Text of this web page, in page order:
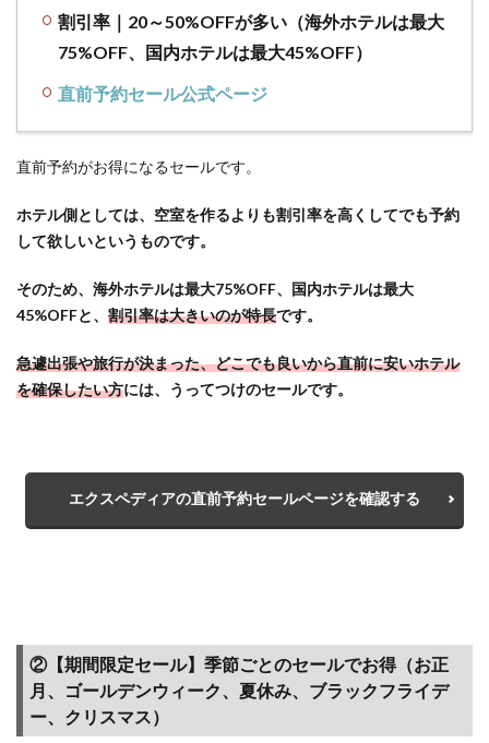
1.5
④【連泊
連泊以上
35%OFF
1.6
【利
注意
点】
除外
期間
キャ
ンセ
認し
よう
1.7
【ハ
割引率｜20～50%OFFが多い（海外ホテルは最大
75%OFF、国内ホテルは最大45%OFF）
直前予約セール公式ページ
直前予約がお得になるセールです。
ホテル側としては、空室を作るよりも割引率を高くしてでも予約
して欲しいというものです。
そのため、海外ホテルは最大75%OFF、国内ホテルは最大
45%OFFと、 割引率は大きいのが特長です。
急遽出張や旅行が決まった、どこでも良いから直前に安いホテル
を確保したい方には、うってつけのセールです。
エクスペディアの直前予約セールページを確認する
②【期間限定セール】季節ごとのセールでお得（お正
月、ゴールデンウィーク、夏休み、ブラックフライデ
ー、クリスマス）